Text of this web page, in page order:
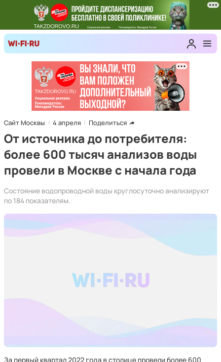
Сайт Москвы 4 апреля Поделиться
От источника до потребителя:
более 600 тысяч анализов воды
провели в Москве с начала года
Состояние водопроводной воды круглосуточно анализируют
по 184 показателям.
За первый квартал 2022 года в столице провели более 600